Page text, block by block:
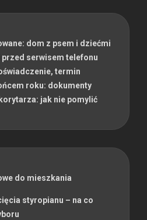
dom z psem i dziećmi
serwisem telefonu
termin
roku: dokumenty
jak nie pomylić
do mieszkania
styropianu – na co